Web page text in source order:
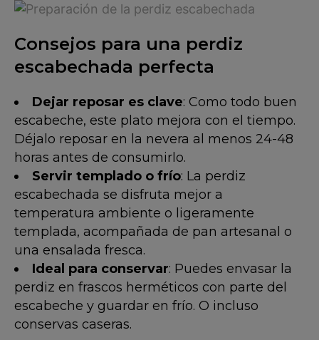
Consejos para una perdiz
escabechada perfecta
Dejar reposar es clave: Como todo buen
escabeche, este plato mejora con el tiempo.
Déjalo reposar en la nevera al menos 24-48
horas antes de consumirlo.
Servir templado o frío: La perdiz
escabechada se disfruta mejor a
temperatura ambiente o ligeramente
templada, acompañada de pan artesanal o
una ensalada fresca.
Ideal para conservar: Puedes envasar la
perdiz en frascos herméticos con parte del
escabeche y guardar en frío. O incluso
conservas caseras.